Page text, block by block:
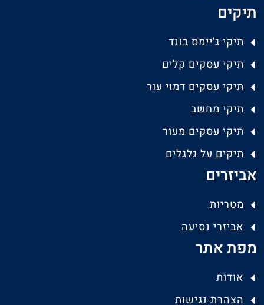
תיקים
תיקי ג'יימס בונד
תיקי עסקים קלים
תיקי עסקים דמוי עור
תיקי מחשב
תיקי עסקים מעור
תיקים על גלגלים
אביזרים
מטריות
אביזרי נסיעה
מפת אתר
אודות
הצהרת נגישות